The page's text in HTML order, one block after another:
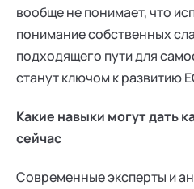
вообще не понимает, что
понимание собственных
подходящего пути для
станут ключом к развитию
Какие навыки могут дать
сейчас
Современные эксперты и